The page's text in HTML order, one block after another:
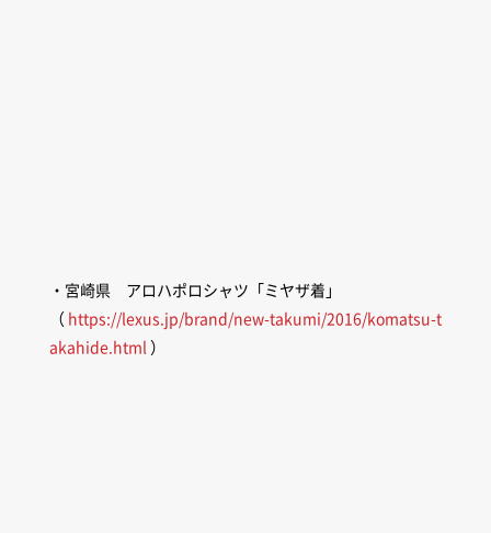
・宮崎県 アロハポロシャツ「ミヤザ着」
（ https://lexus.jp/brand/new-takumi/2016/komatsu-t
akahide.html ）